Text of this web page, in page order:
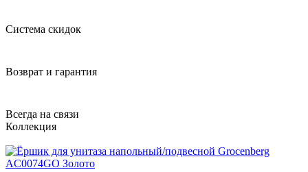
Система скидок
Возврат и гарантия
Всегда на связи
Коллекция